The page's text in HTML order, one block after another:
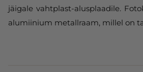
jäigale vahtplast-alusplaadile.
alumiinium metallraam, millel on